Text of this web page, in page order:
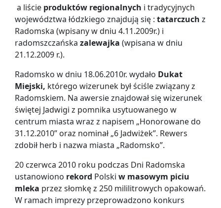
a liście produktów regionalnych i tradycyjnych
województwa łódzkiego znajdują się : tatarczuch z
Radomska (wpisany w dniu 4.11.2009r.) i
radomszczańska zalewajka (wpisana w dniu
21.12.2009 r.).
Radomsko w dniu 18.06.2010r. wydało Dukat
Miejski, którego wizerunek był ściśle związany z
Radomskiem. Na awersie znajdował się wizerunek
świętej Jadwigi z pomnika usytuowanego w
centrum miasta wraz z napisem „Honorowane do
31.12.2010” oraz nominał „6 Jadwiżek”. Rewers
zdobił herb i nazwa miasta „Radomsko”.
20 czerwca 2010 roku podczas Dni Radomska
ustanowiono rekord Polski w masowym piciu
mleka przez słomkę z 250 mililitrowych opakowań.
W ramach imprezy przeprowadzono konkurs